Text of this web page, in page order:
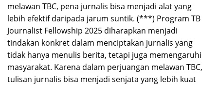
melawan TBC, pena jurnalis bisa menjadi alat yang
lebih efektif daripada jarum suntik. (***) Program TB
Journalist Fellowship 2025 diharapkan menjadi
tindakan konkret dalam menciptakan jurnalis yang
tidak hanya menulis berita, tetapi juga memengaruhi
masyarakat. Karena dalam perjuangan melawan TBC,
tulisan jurnalis bisa menjadi senjata yang lebih kuat